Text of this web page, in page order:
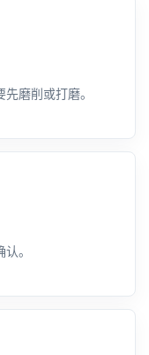
磨削或打磨。
。